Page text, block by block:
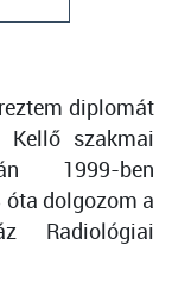
diplomát
Kellő szakmai
1999-ben
dolgozom a
Radiológiai